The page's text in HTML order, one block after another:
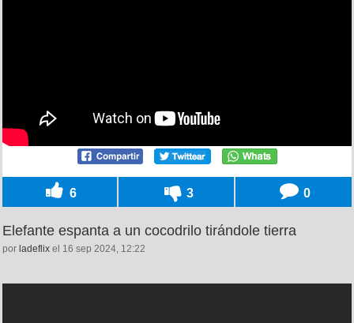
6 3 0
Elefante espanta a un cocodrilo tirándole tierra
por ladeflix el 16 sep 2024, 12:22